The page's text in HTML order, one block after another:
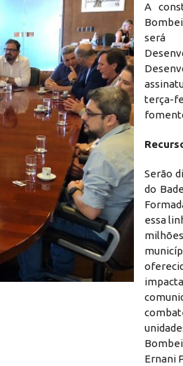
A
será
terça-
Serão
do
essa
Ernani